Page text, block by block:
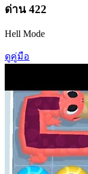
ด่าน 422
Hell Mode
ดูคู่มือ